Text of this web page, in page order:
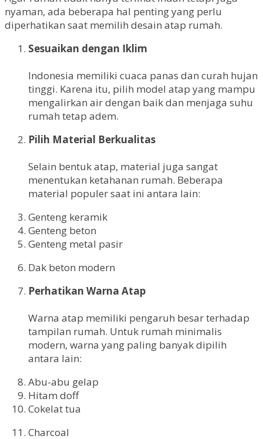
nyaman, ada beberapa hal penting yang perlu
diperhatikan saat memilih desain atap rumah.
Sesuaikan dengan Iklim
Indonesia memiliki cuaca panas dan curah hujan
tinggi. Karena itu, pilih model atap yang mampu
mengalirkan air dengan baik dan menjaga suhu
rumah tetap adem.
Pilih Material Berkualitas
Selain bentuk atap, material juga sangat
menentukan ketahanan rumah. Beberapa
material populer saat ini antara lain:
Genteng keramik
Genteng beton
Genteng metal pasir
Dak beton modern
Perhatikan Warna Atap
Warna atap memiliki pengaruh besar terhadap
tampilan rumah. Untuk rumah minimalis
modern, warna yang paling banyak dipilih
antara lain:
Abu-abu gelap
Hitam doff
Cokelat tua
Charcoal